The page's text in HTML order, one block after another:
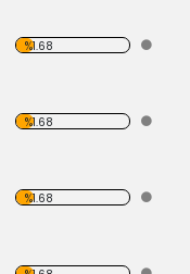
%1.68
%1.68
%1.68